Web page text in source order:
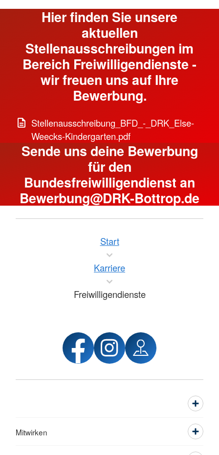
Hier finden Sie unsere
aktuellen
Stellenausschreibungen im
Bereich Freiwilligendienste -
wir freuen uns auf Ihre
Bewerbung.
Stellenausschreibung_BFD_-_DRK_Else-
Weecks-Kindergarten.pdf
Sende uns deine Bewerbung
für den
Bundesfreiwilligendienst an
Bewerbung@DRK-Bottrop.de
Start
Karriere
Freiwilligendienste
Mitwirken